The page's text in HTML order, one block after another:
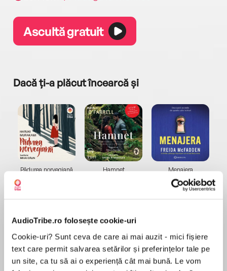
AudioTribe.ro folosește cookie-uri
Cookie-uri? Sunt ceva de care ai mai auzit - mici fișiere
text care permit salvarea setărilor și preferințelor tale pe
un site, ca tu să ai o experiență cât mai bună. Le vom
Ascultă gratuit
Dacă ți-a plăcut încearcă și
Pădurea norvegiană
Elita de Argint (Elita
Hamnet
Diavolul se îmbracă de
Menajera
Freida McFadden
Migdală